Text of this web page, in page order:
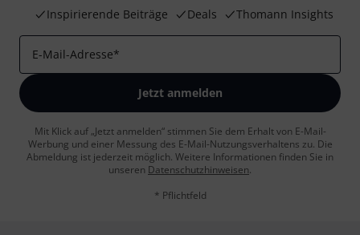
Inspirierende Beiträge
Deals Thomann Insights
E-Mail-Adresse*
Jetzt anmelden
Mit Klick auf „Jetzt anmelden“ stimmen Sie dem Erhalt von E-Mail-
Werbung und einer Messung des E-Mail-Nutzungsverhaltens zu. Die
Abmeldung ist jederzeit möglich. Weitere Informationen finden Sie in
unseren Datenschutzhinweisen.
* Pflichtfeld